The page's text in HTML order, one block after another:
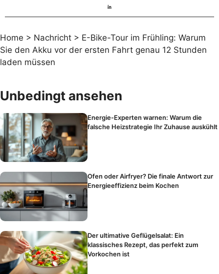
Home > Nachricht > E-Bike-Tour im Frühling: Warum
Sie den Akku vor der ersten Fahrt genau 12 Stunden
laden müssen
Unbedingt ansehen
Energie-Experten warnen: Warum die
falsche Heizstrategie Ihr Zuhause auskühlt
Ofen oder Airfryer? Die finale Antwort zur
Energieeffizienz beim Kochen
Der ultimative Geflügelsalat: Ein
klassisches Rezept, das perfekt zum
Vorkochen ist